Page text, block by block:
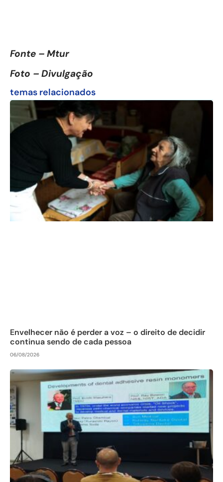
Fonte – Mtur
Foto – Divulgação
temas relacionados
Envelhecer não é perder a voz – o direito de decidir
continua sendo de cada pessoa
06/08/2026